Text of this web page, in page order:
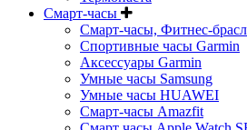
Смарт-часы
Смарт-часы, Фитнес-
Спортивные часы Garmin
Аксессуары Garmin
Умные часы Samsung
Умные часы HUAWEI
Смарт-часы Amazfit